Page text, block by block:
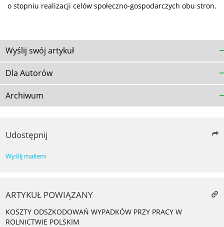
o stopniu realizacji celów społeczno-gospodarczych obu stron.
Wyślij swój artykuł
Dla Autorów
Archiwum
Udostępnij
Wyślij mailem
ARTYKUŁ POWIĄZANY
KOSZTY ODSZKODOWAŃ WYPADKÓW PRZY PRACY W
ROLNICTWIE POLSKIM